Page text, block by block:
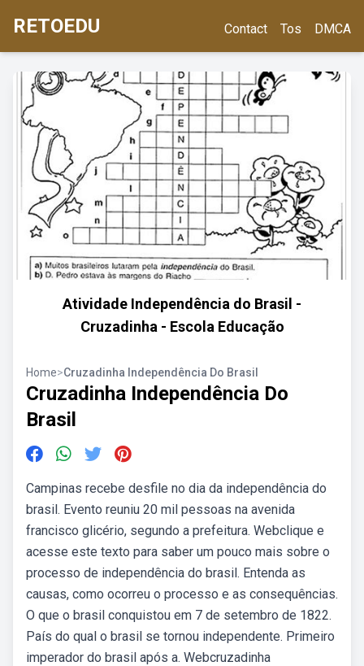
RETOEDU Contact Tos DMCA
Atividade Independência do Brasil -
Cruzadinha - Escola Educação
Home>Cruzadinha Independência Do Brasil
Cruzadinha Independência Do
Brasil
Campinas recebe desfile no dia da independência do
brasil. Evento reuniu 20 mil pessoas na avenida
francisco glicério, segundo a prefeitura. Webclique e
acesse este texto para saber um pouco mais sobre o
processo de independência do brasil. Entenda as
causas, como ocorreu o processo e as consequências.
O que o brasil conquistou em 7 de setembro de 1822.
País do qual o brasil se tornou independente. Primeiro
imperador do brasil após a. Webcruzadinha